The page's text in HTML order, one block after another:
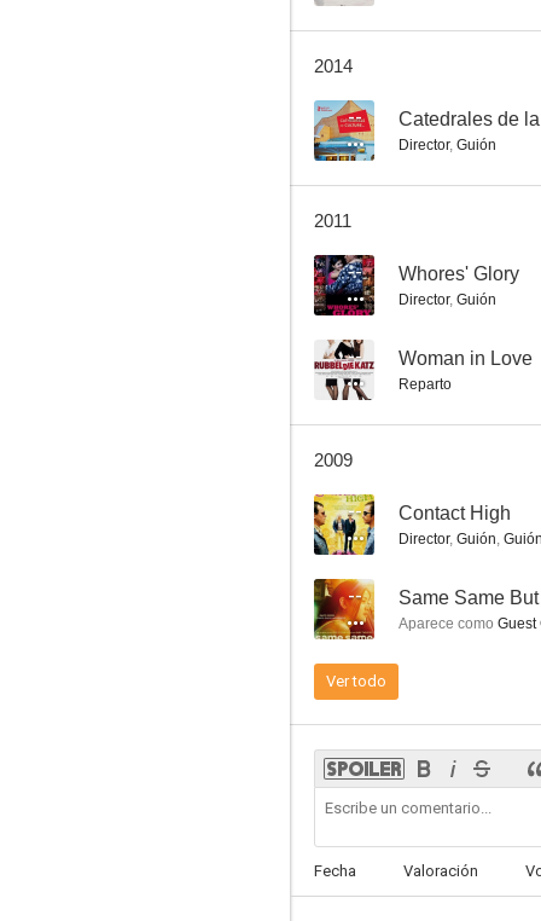
--
Animal Love
--
2014
-- Catedrales de
Director, Guión
2011
-- Whores' Glory
Director, Guión
-- Woman in Love
Reparto
2009
-- Contact High
Director, Guión,
-- Same Same
Aparece como Guest
Ver todo
Fecha Valoración